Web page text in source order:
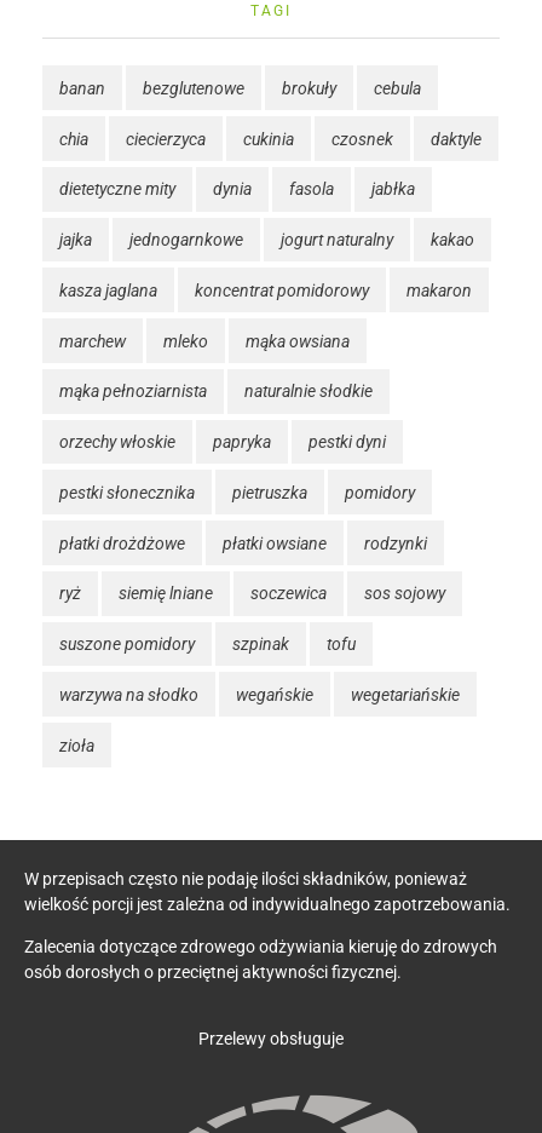
TAGI
banan bezglutenowe brokuły cebula
chia ciecierzyca cukinia czosnek daktyle
dietetyczne mity dynia fasola jabłka
jajka jednogarnkowe jogurt naturalny kakao
kasza jaglana koncentrat pomidorowy makaron
marchew mleko mąka owsiana
mąka pełnoziarnista naturalnie słodkie
orzechy włoskie papryka pestki dyni
pestki słonecznika pietruszka pomidory
płatki drożdżowe płatki owsiane rodzynki
ryż siemię lniane soczewica sos sojowy
suszone pomidory szpinak tofu
warzywa na słodko wegańskie wegetariańskie
zioła
W przepisach często nie podaję ilości składników, ponieważ
wielkość porcji jest zależna od indywidualnego zapotrzebowania.
Zalecenia dotyczące zdrowego odżywiania kieruję do zdrowych
osób dorosłych o przeciętnej aktywności fizycznej.
Przelewy obsługuje